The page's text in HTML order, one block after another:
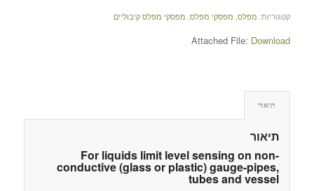
קטגוריות: מפלס, מפסקי מפלס, מפסקי מפלס קיבוליים
Attached File: Download
תיאור
תיאור
For liquids limit level sensing on non-
conductive (glass or plastic) gauge-pipes,
tubes and vessel